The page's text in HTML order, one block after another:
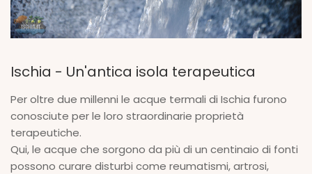
Ischia - Un'antica isola terapeutica
Per oltre due millenni le acque termali di Ischia furono
conosciute per le loro straordinarie proprietà
terapeutiche.
Qui, le acque che sorgono da più di un centinaio di fonti
possono curare disturbi come reumatismi, artrosi,